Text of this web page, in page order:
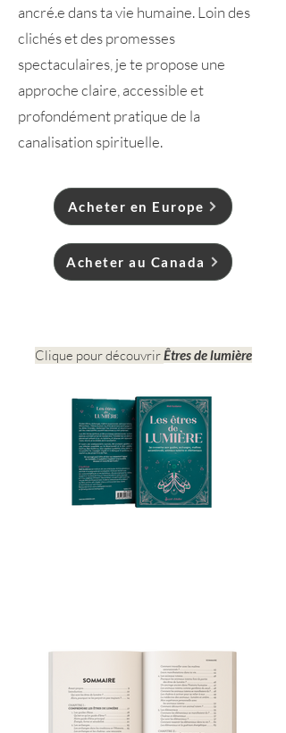
ancré.e dans ta vie humaine. Loin des
clichés et des promesses
spectaculaires, je te propose une
approche claire, accessible et
profondément pratique de la
canalisation spirituelle.
Acheter en Europe
Acheter au Canada
Clique pour découvrirÊtres de lumière